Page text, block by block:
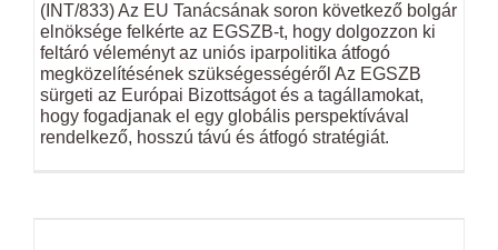
(INT/833) Az EU Tanácsának soron következő bolgár
elnöksége felkérte az EGSZB-t, hogy dolgozzon ki
feltáró véleményt az uniós iparpolitika átfogó
megközelítésének szükségességéről Az EGSZB
sürgeti az Európai Bizottságot és a tagállamokat,
hogy fogadjanak el egy globális perspektívával
rendelkező, hosszú távú és átfogó stratégiát.